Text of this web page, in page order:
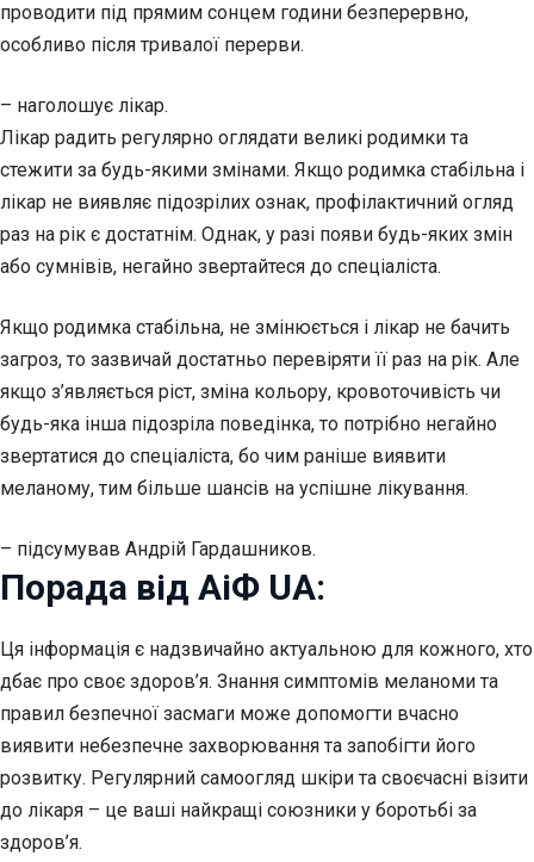
проводити під прямим сонцем години безперервно,
особливо після тривалої перерви.
– наголошує лікар.
Лікар радить регулярно оглядати великі родимки та
стежити за будь-якими змінами. Якщо родимка стабільна і
лікар не виявляє підозрілих ознак, профілактичний огляд
раз на рік є достатнім. Однак, у разі появи будь-яких змін
або сумнівів, негайно звертайтеся до спеціаліста.
Якщо родимка стабільна, не змінюється і лікар не бачить
загроз, то зазвичай достатньо перевіряти її раз на рік. Але
якщо з’являється ріст, зміна кольору, кровоточивість чи
будь-яка інша підозріла поведінка, то потрібно негайно
звертатися до спеціаліста, бо чим раніше виявити
меланому, тим більше шансів на успішне лікування.
– підсумував Андрій Гардашников.
Порада від АіФ UA:
Ця інформація є надзвичайно актуальною для кожного, хто
дбає про своє здоров’я. Знання симптомів меланоми та
правил безпечної засмаги може допомогти вчасно
виявити небезпечне захворювання та запобігти його
розвитку. Регулярний самоогляд шкіри та своєчасні візити
до лікаря – це ваші найкращі союзники у боротьбі за
здоров’я.